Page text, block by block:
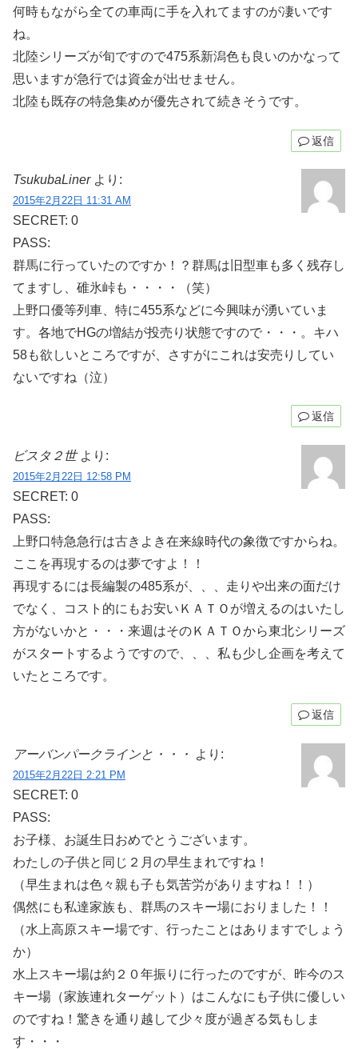
何時もながら全ての車両に手を入れてますのが凄いです
ね。
北陸シリーズが旬ですので475系新潟色も良いのかなって
思いますが急行では資金が出せません。
北陸も既存の特急集めが優先されて続きそうです。
返信
TsukubaLiner より:
2015年2月22日 11:31 AM
SECRET: 0
PASS:
群馬に行っていたのですか！？群馬は旧型車も多く残存し
てますし、碓氷峠も・・・・（笑）
上野口優等列車、特に455系などに今興味が湧いていま
す。各地でHGの増結が投売り状態ですので・・・。キハ
58も欲しいところですが、さすがにこれは安売りしてい
ないですね（泣）
返信
ビスタ２世 より:
2015年2月22日 12:58 PM
SECRET: 0
PASS:
上野口特急急行は古きよき在来線時代の象徴ですからね。
ここを再現するのは夢ですよ！！
再現するには長編製の485系が、、、走りや出来の面だけ
でなく、コスト的にもお安いＫＡＴＯが増えるのはいたし
方がないかと・・・来週はそのＫＡＴＯから東北シリーズ
がスタートするようですので、、、私も少し企画を考えて
いたところです。
返信
アーバンパークラインと・・・ より:
2015年2月22日 2:21 PM
SECRET: 0
PASS:
お子様、お誕生日おめでとうございます。
わたしの子供と同じ２月の早生まれですね！
（早生まれは色々親も子も気苦労がありますね！！）
偶然にも私達家族も、群馬のスキー場におりました！！
（水上高原スキー場です、行ったことはありますでしょう
か）
水上スキー場は約２０年振りに行ったのですが、昨今のス
キー場（家族連れターゲット）はこんなにも子供に優しい
のですね！驚きを通り越して少々度が過ぎる気もしま
す・・・